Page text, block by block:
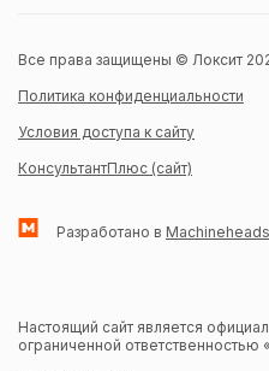
Все права защищены © Локсит
Политика конфиденциальности
Условия доступа к сайту
КонсультантПлюс (сайт)
Разработано в Machineheads
Настоящий сайт является
ограниченной ответственностью